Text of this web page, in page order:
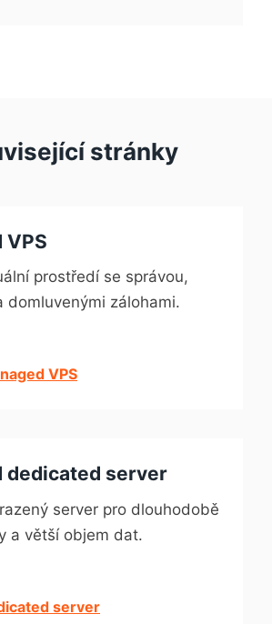
stránky
VPS
prostředí se správou,
domluvenými zálohami.
VPS
dedicated server
server pro dlouhodobě
a větší objem dat.
server